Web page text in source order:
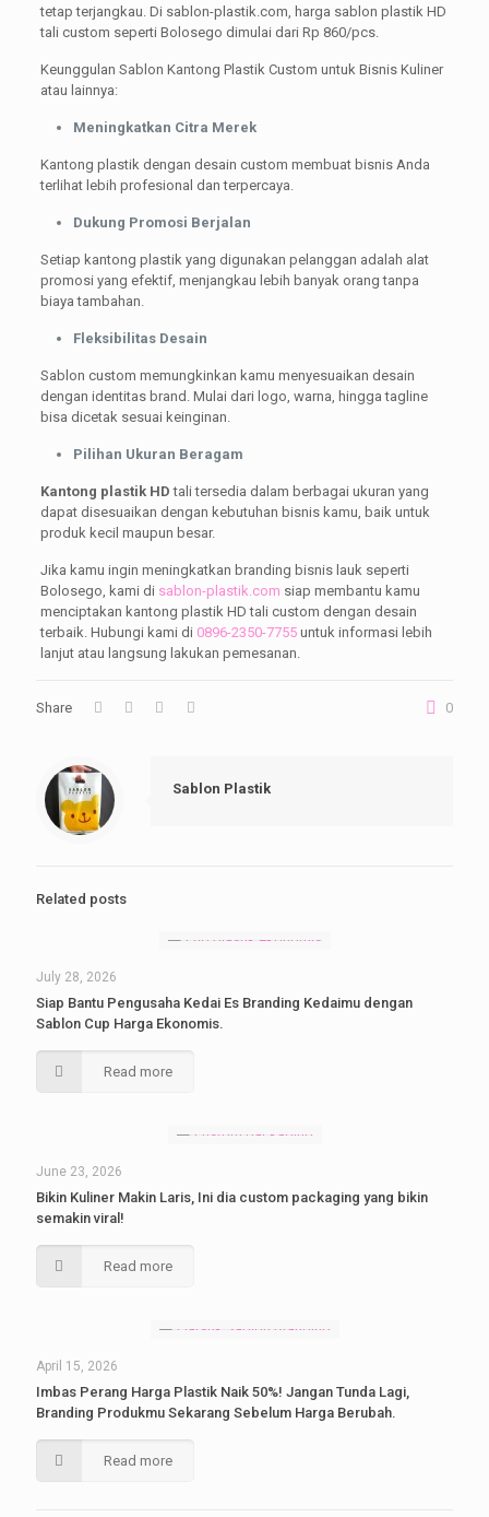
tetap terjangkau. Di sablon-plastik.com, harga sablon plastik HD
tali custom seperti Bolosego dimulai dari Rp 860/pcs.
Keunggulan Sablon Kantong Plastik Custom untuk Bisnis Kuliner
atau lainnya:
Meningkatkan Citra Merek
Kantong plastik dengan desain custom membuat bisnis Anda
terlihat lebih profesional dan terpercaya.
Dukung Promosi Berjalan
Setiap kantong plastik yang digunakan pelanggan adalah alat
promosi yang efektif, menjangkau lebih banyak orang tanpa
biaya tambahan.
Fleksibilitas Desain
Sablon custom memungkinkan kamu menyesuaikan desain
dengan identitas brand. Mulai dari logo, warna, hingga tagline
bisa dicetak sesuai keinginan.
Pilihan Ukuran Beragam
Kantong plastik HD tali tersedia dalam berbagai ukuran yang
dapat disesuaikan dengan kebutuhan bisnis kamu, baik untuk
produk kecil maupun besar.
Jika kamu ingin meningkatkan branding bisnis lauk seperti
Bolosego, kami di sablon-plastik.com siap membantu kamu
menciptakan kantong plastik HD tali custom dengan desain
terbaik. Hubungi kami di 0896-2350-7755untuk informasi lebih
lanjut atau langsung lakukan pemesanan.
Share 0
Sablon Plastik
Related posts
July 28, 2026
Siap Bantu Pengusaha Kedai Es Branding Kedaimu dengan
Sablon Cup Harga Ekonomis.
Read more
June 23, 2026
Bikin Kuliner Makin Laris, Ini dia custom packaging yang bikin
semakin viral!
Read more
April 15, 2026
Imbas Perang Harga Plastik Naik 50%! Jangan Tunda Lagi,
Branding Produkmu Sekarang Sebelum Harga Berubah.
Read more